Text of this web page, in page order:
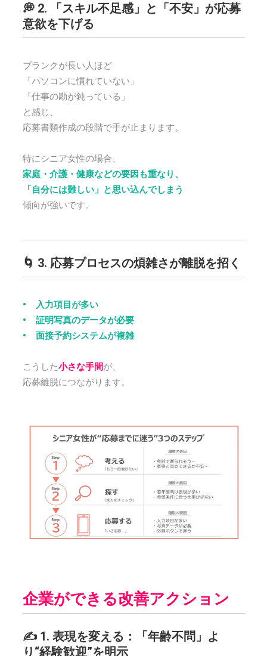
💭 2. 「スキル不足感」と「不安」が応募
意欲を下げる
ブランクが長い人ほど
「パソコンに慣れていない」
「仕事の勘が鈍っている」
と感じ、
応募書類作成の段階で手が止まります。
特にシニア女性の場合、
家庭・介護・健康などの要因も重なり、
「自分には難しい」と思い込んでしまう
傾向が強いです。
🌀 3. 応募プロセスの煩雑さが離脱を招く
• 入力項目が多い
• 証明写真のデータが必要
• 面接予約システムが複雑
こうした小さな手間が、
応募離脱につながります。
企業ができる改善アクション
✍️ 1. 表現を変える：「年齢不問」よ
り“経験歓迎”を明示